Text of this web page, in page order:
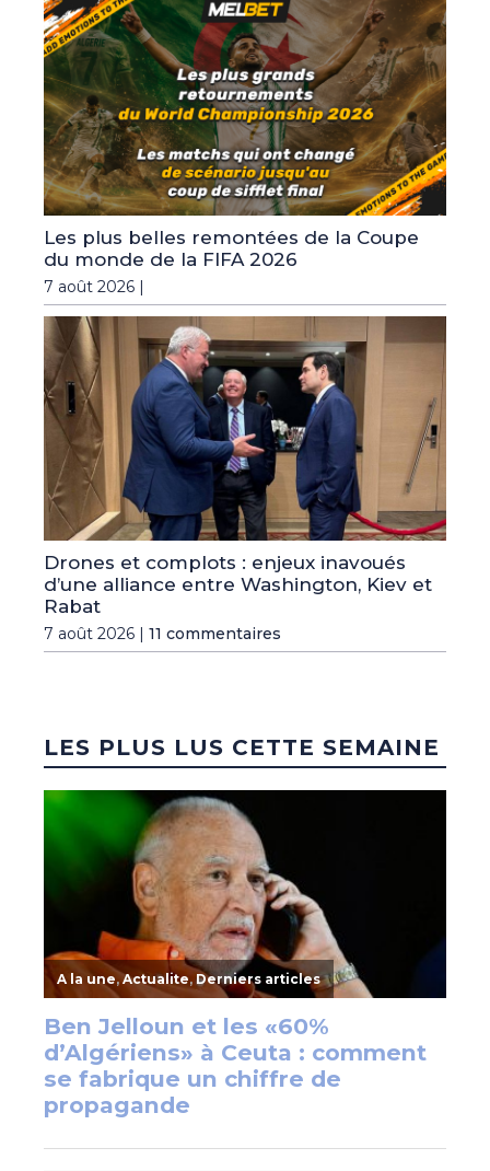
Les plus belles remontées de la Coupe
du monde de la FIFA 2026
7 août 2026 |
Drones et complots : enjeux inavoués
d’une alliance entre Washington, Kiev et
Rabat
7 août 2026 | 11 commentaires
LES PLUS LUS CETTE SEMAINE